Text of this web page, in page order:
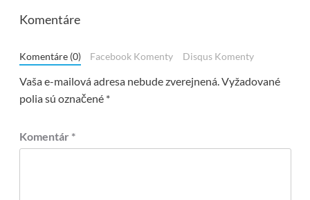
Komentáre
Komentáre (0) Facebook Komenty Disqus Komenty
Vaša e-mailová adresa nebude zverejnená. Vyžadované
polia sú označené *
Komentár *